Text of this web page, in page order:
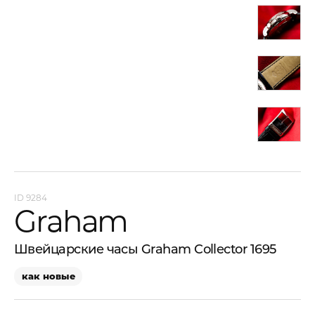
9284
Graham
Швейцарские часы Graham Collector 1695
как новые